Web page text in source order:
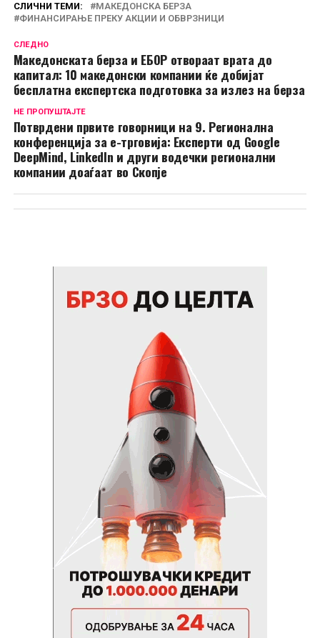
СЛИЧНИ ТЕМИ:
МАКЕДОНСКА БЕРЗА
ФИНАНСИРАЊЕ ПРЕКУ АКЦИИ И ОБВРЗНИЦИ
СЛЕДНО
Македонската берза и ЕБОР отвораат врата до
капитал: 10 македонски компании ќе добијат
бесплатна експертска подготовка за излез на берза
НЕ ПРОПУШТАЈТЕ
Потврдени првите говорници на 9. Регионална
конференција за е-трговија: Експерти од Google
DeepMind, LinkedIn и други водечки регионални
компании доаѓаат во Скопје